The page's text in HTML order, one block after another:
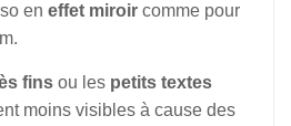
en effet miroir comme pour
fins ou les petits textes
moins visibles à cause des